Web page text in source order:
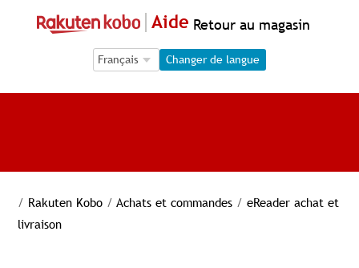
Aide Retour au magasin
Language Selection
Language Selection
Changer de langue
/ Rakuten Kobo / Achats et commandes / eReader achat et
livraison